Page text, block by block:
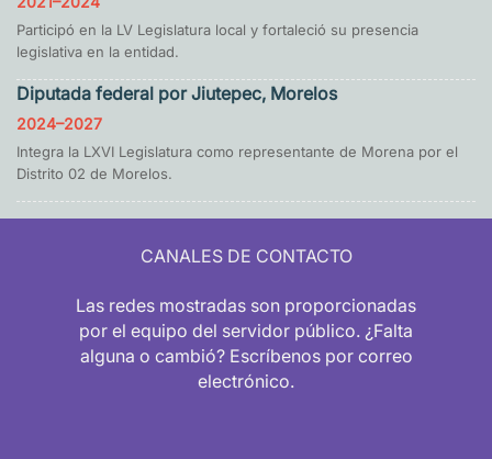
Participó en la LV Legislatura local y fortaleció su presencia
legislativa en la entidad.
Diputada federal por Jiutepec, Morelos
2024–2027
Integra la LXVI Legislatura como representante de Morena por el
Distrito 02 de Morelos.
CANALES DE CONTACTO
Las redes mostradas son proporcionadas
por el equipo del servidor público. ¿Falta
alguna o cambió? Escríbenos por correo
electrónico.